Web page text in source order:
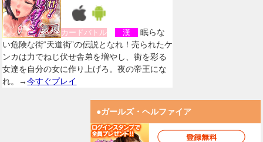
カードバトル 漢
眠らな
い危険な街“天道街”の伝説となれ！売られたケ
ンカは力でねじ伏せ舎弟を増やし、街を彩る
女達を自分の女に作り上げろ。夜の帝王にな
れ。→今すぐプレイ
●ガールズ・ヘルファイア